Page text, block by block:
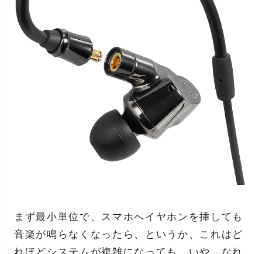
まず最小単位で、スマホへイヤホンを挿しても
音楽が鳴らなくなったら、というか、これはど